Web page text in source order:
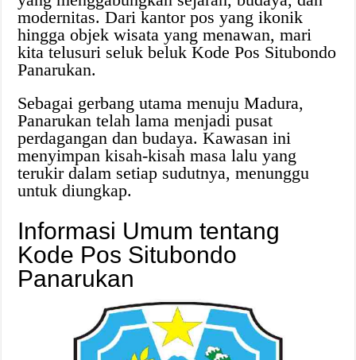
modernitas. Dari kantor pos yang ikonik
hingga objek wisata yang menawan, mari
kita telusuri seluk beluk Kode Pos Situbondo
Panarukan.
Sebagai gerbang utama menuju Madura,
Panarukan telah lama menjadi pusat
perdagangan dan budaya. Kawasan ini
menyimpan kisah-kisah masa lalu yang
terukir dalam setiap sudutnya, menunggu
untuk diungkap.
Informasi Umum tentang
Kode Pos Situbondo
Panarukan